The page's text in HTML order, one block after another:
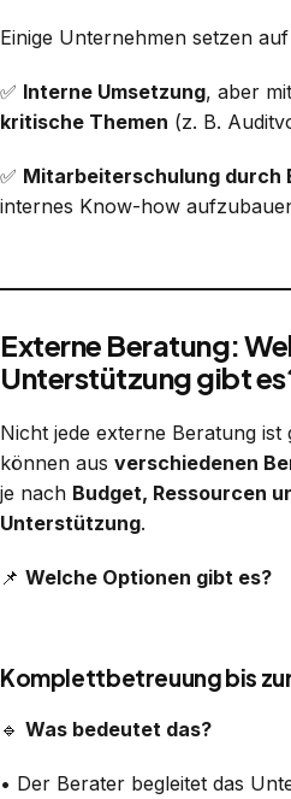
Einige Unternehmen setzen
✅ Interne Umsetzung, aber
kritische Themen (z. B.
✅ Mitarbeiterschulung durch
internes Know-how
Externe Beratung:
Unterstützung gibt
Nicht jede externe Beratung
können aus verschiedenen
je nach Budget, Ressourcen
Unterstützung.
📌 Welche Optionen gibt es?
Komplettbetreuung bis
🔹 Was bedeutet das?
• Der Berater begleitet das